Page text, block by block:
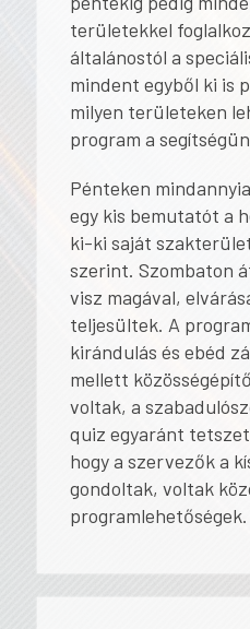
területekkel
általánostól a
mindent egyből ki is
milyen területeken
program a
Pénteken
egy kis bemutatót a
ki-ki saját
szerint. Szombaton
visz magával,
teljesültek. A
kirándulás és ebéd
mellett
voltak, a
quiz egyaránt
hogy a szervezők a
gondoltak, voltak
programlehetőségek.